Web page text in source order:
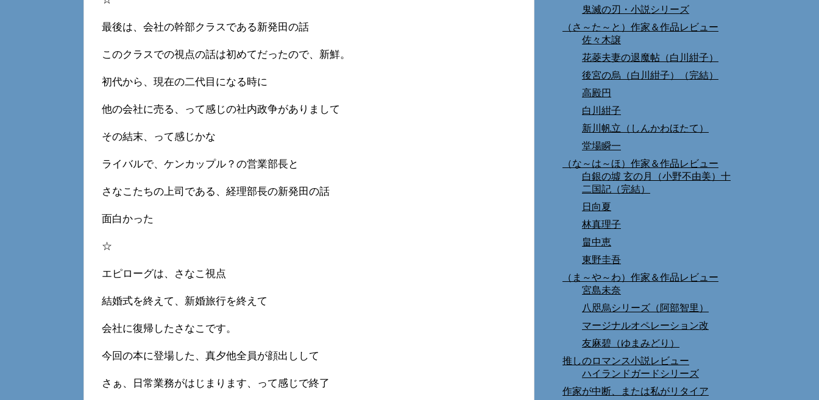
最後は、会社の幹部クラスである新発田の話
このクラスでの視点の話は初めてだったので、新鮮。
初代から、現在の二代目になる時に
他の会社に売る、って感じの社内政争がありまして
その結末、って感じかな
ライバルで、ケンカップル？の営業部長と
さなこたちの上司である、経理部長の新発田の話
面白かった
☆
エピローグは、さなこ視点
結婚式を終えて、新婚旅行を終えて
会社に復帰したさなこです。
今回の本に登場した、真夕他全員が顔出しして
さぁ、日常業務がはじまります、って感じで終了
鬼滅の刃・小説シリーズ
（さ～た～と）作家＆作品レビュー
佐々木譲
花菱夫妻の退魔帖（白川紺子）
後宮の烏（白川紺子）（完結）
高殿円
白川紺子
新川帆立（しんかわほたて）
堂場瞬一
（な～は～ほ）作家＆作品レビュー
白銀の墟 玄の月（小野不由美）十
二国記（完結）
日向夏
林真理子
畠中恵
東野圭吾
（ま～や～わ）作家＆作品レビュー
宮島未奈
八咫烏シリーズ（阿部智里）
マージナルオペレーション改
友麻碧（ゆまみどり）
推しのロマンス小説レビュー
ハイランドガードシリーズ
作家が中断、または私がリタイア